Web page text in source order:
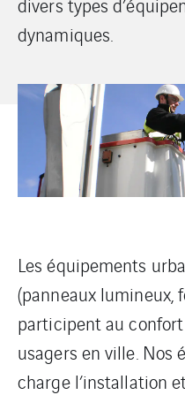
dynamiques.
Les équipements
(panneaux lumineux,
participent au
usagers en ville. Nos
charge l’installation